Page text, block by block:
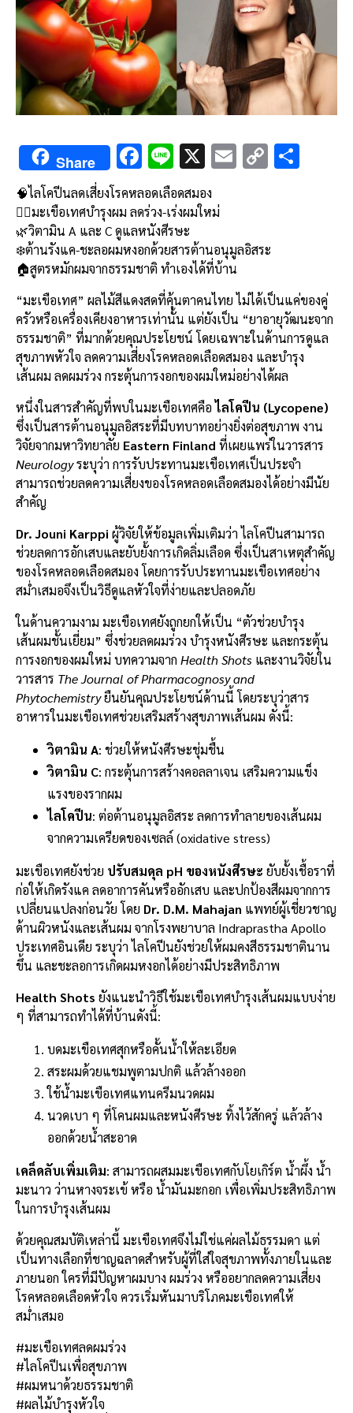
Share F
ac
e
b
o
o
k
Li
n
e
X E C
n
k
🧠ไลโคปีนลดเสี่ยงโรคหลอดเลือดสมอง
💇‍♀️มะเขือเทศบำรุงผม ลดร่วง-เร่งผมใหม่
🌿วิตามิน A และ C ดูแลหนังศีรษะ
❄️ต้านรังแค-ชะลอผมหงอกด้วยสารต้านอนุมูลอิสระ
🏠สูตรหมักผมจากธรรมชาติ ทำเองได้ที่บ้าน
“มะเขือเทศ” ผลไม้สีแดงสดที่คุ้นตาคนไทย ไม่ได้เป็นแค่ของคู่
ครัวหรือเครื่องเคียงอาหารเท่านั้น แต่ยังเป็น “ยาอายุวัฒนะจาก
ธรรมชาติ” ที่มากด้วยคุณประโยชน์ โดยเฉพาะในด้านการดูแล
สุขภาพหัวใจ ลดความเสี่ยงโรคหลอดเลือดสมอง และบำรุง
เส้นผม ลดผมร่วง กระตุ้นการงอกของผมใหม่อย่างได้ผล
หนึ่งในสารสำคัญที่พบในมะเขือเทศคือไลโคปีน (Lycopene)
ซึ่งเป็นสารต้านอนุมูลอิสระที่มีบทบาทอย่างยิ่งต่อสุขภาพ งาน
วิจัยจากมหาวิทยาลัย Eastern Finland ที่เผยแพร่ในวารสาร
Neurologyระบุว่า การรับประทานมะเขือเทศเป็นประจำ
สามารถช่วยลดความเสี่ยงของโรคหลอดเลือดสมองได้อย่างมีนัย
สำคัญ
Dr. Jouni Karppi ผู้วิจัยให้ข้อมูลเพิ่มเติมว่า ไลโคปีนสามารถ
ช่วยลดการอักเสบและยับยั้งการเกิดลิ่มเลือด ซึ่งเป็นสาเหตุสำคัญ
ของโรคหลอดเลือดสมอง โดยการรับประทานมะเขือเทศอย่าง
สม่ำเสมอจึงเป็นวิธีดูแลหัวใจที่ง่ายและปลอดภัย
ในด้านความงาม มะเขือเทศยังถูกยกให้เป็น “ตัวช่วยบำรุง
เส้นผมชั้นเยี่ยม” ซึ่งช่วยลดผมร่วง บำรุงหนังศีรษะ และกระตุ้น
การงอกของผมใหม่ บทความจาก Health Shots และงานวิจัยใน
วารสาร The Journal of Pharmacognosy and
Phytochemistryยืนยันคุณประโยชน์ด้านนี้ โดยระบุว่าสาร
อาหารในมะเขือเทศช่วยเสริมสร้างสุขภาพเส้นผม ดังนี้:
วิตามิน A: ช่วยให้หนังศีรษะชุ่มชื้น
วิตามิน C: กระตุ้นการสร้างคอลลาเจน เสริมความแข็ง
แรงของรากผม
ไลโคปีน: ต่อต้านอนุมูลอิสระ ลดการทำลายของเส้นผม
จากความเครียดของเซลล์ (oxidative stress)
มะเขือเทศยังช่วย ปรับสมดุล pH ของหนังศีรษะ ยับยั้งเชื้อราที่
ก่อให้เกิดรังแค ลดอาการคันหรืออักเสบ และปกป้องสีผมจากการ
เปลี่ยนแปลงก่อนวัย โดย Dr. D.M. Mahajan แพทย์ผู้เชี่ยวชาญ
ด้านผิวหนังและเส้นผม จากโรงพยาบาล Indraprastha Apollo
ประเทศอินเดีย ระบุว่า ไลโคปีนยังช่วยให้ผมคงสีธรรมชาตินาน
ขึ้น และชะลอการเกิดผมหงอกได้อย่างมีประสิทธิภาพ
Health Shots ยังแนะนำวิธีใช้มะเขือเทศบำรุงเส้นผมแบบง่าย
ๆ ที่สามารถทำได้ที่บ้านดังนี้:
บดมะเขือเทศสุกหรือคั้นน้ำให้ละเอียด
สระผมด้วยแชมพูตามปกติ แล้วล้างออก
ใช้น้ำมะเขือเทศแทนครีมนวดผม
นวดเบา ๆ ที่โคนผมและหนังศีรษะ ทิ้งไว้สักครู่ แล้วล้าง
ออกด้วยน้ำสะอาด
เคล็ดลับเพิ่มเติม: สามารถผสมมะเขือเทศกับโยเกิร์ต น้ำผึ้ง น้ำ
มะนาว ว่านหางจระเข้ หรือ น้ำมันมะกอก เพื่อเพิ่มประสิทธิภาพ
ในการบำรุงเส้นผม
ด้วยคุณสมบัติเหล่านี้ มะเขือเทศจึงไม่ใช่แค่ผลไม้ธรรมดา แต่
เป็นทางเลือกที่ชาญฉลาดสำหรับผู้ที่ใส่ใจสุขภาพทั้งภายในและ
ภายนอก ใครที่มีปัญหาผมบาง ผมร่วง หรืออยากลดความเสี่ยง
โรคหลอดเลือดหัวใจ ควรเริ่มหันมาบริโภคมะเขือเทศให้
สม่ำเสมอ
#มะเขือเทศลดผมร่วง
#ไลโคปีนเพื่อสุขภาพ
#ผมหนาด้วยธรรมชาติ
#ผลไม้บำรุงหัวใจ